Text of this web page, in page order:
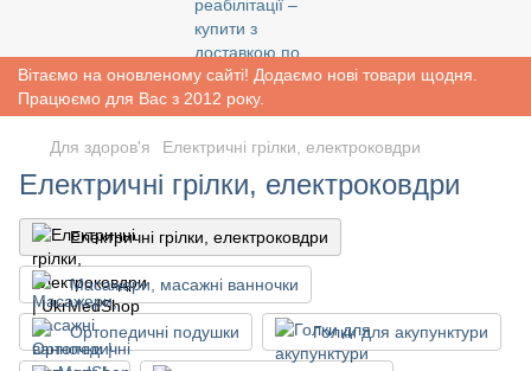
Вітаємо на оновленому сайті! Додаємо нові товари щодня.
Працюємо для Вас з 2012 року.
Для здоров'я Електричні грілки, електроковдри
Електричні грілки, електроковдри
Електричні грілки, електроковдри
Масажери, масажні ванночки
Ортопедичні подушки Голки для акупунктури